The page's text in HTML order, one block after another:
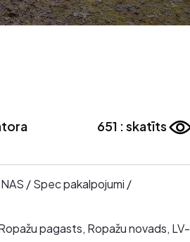
651 : skatīts
/ Spec pakalpojumi /
pagasts, Ropažu novads, LV-